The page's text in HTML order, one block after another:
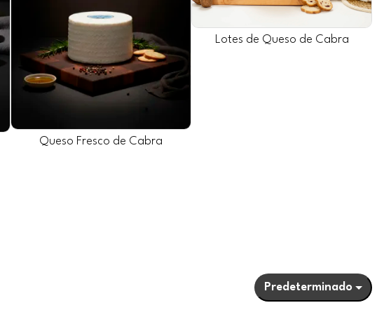
Queso Fresco de Cabra
Lotes de Queso de Cabra
Predeterminado